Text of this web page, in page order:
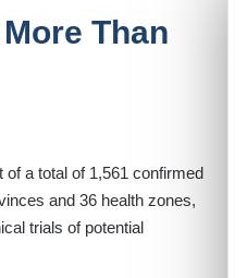
Than
a total of 1,561 confirmed
and 36 health zones,
trials of potential